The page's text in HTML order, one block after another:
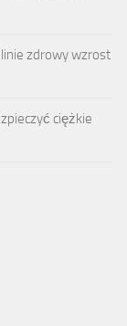
zdrowy wzrost
ciężkie